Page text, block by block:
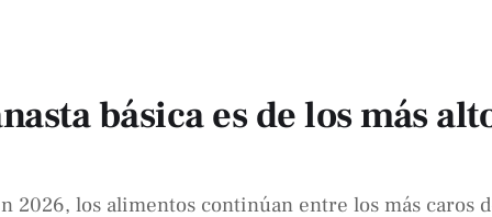
básica es de los más
2026, los alimentos continúan entre los más caros